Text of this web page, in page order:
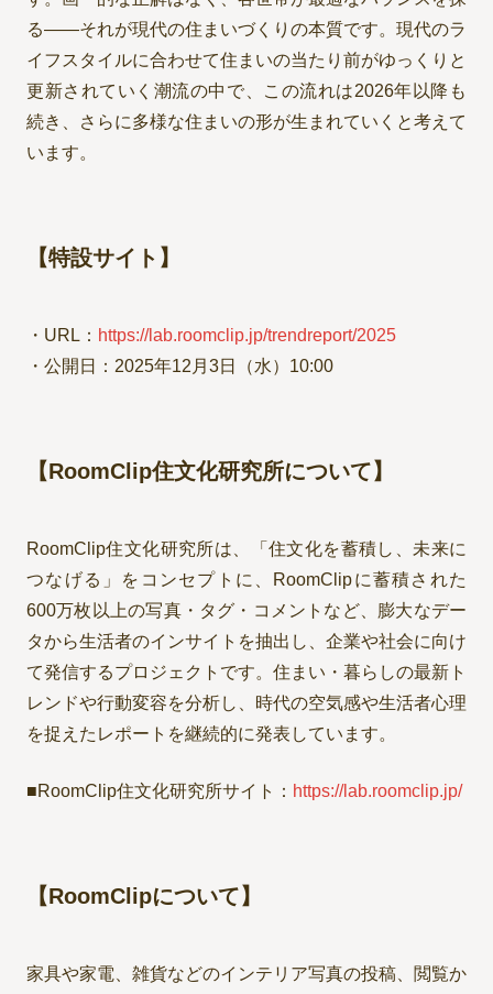
る——それが現代の住まいづくりの本質です。現代のラ
イフスタイルに合わせて住まいの当たり前がゆっくりと
更新されていく潮流の中で、この流れは2026年以降も
続き、さらに多様な住まいの形が生まれていくと考えて
います。
【特設サイト】
・URL： https://lab.roomclip.jp/trendreport/2025
・公開日：2025年12月3日（水）10:00
【RoomClip住文化研究所について】
RoomClip住文化研究所は、「住文化を蓄積し、未来に
つなげる」をコンセプトに、RoomClipに蓄積された
600万枚以上の写真・タグ・コメントなど、膨大なデー
タから生活者のインサイトを抽出し、企業や社会に向け
て発信するプロジェクトです。住まい・暮らしの最新ト
レンドや行動変容を分析し、時代の空気感や生活者心理
を捉えたレポートを継続的に発表しています。
■RoomClip住文化研究所サイト： https://lab.roomclip.jp/
【RoomClipについて】
家具や家電、雑貨などのインテリア写真の投稿、閲覧か